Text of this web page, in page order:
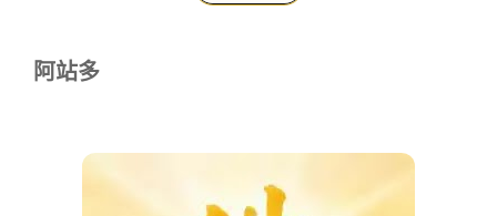
阿站多